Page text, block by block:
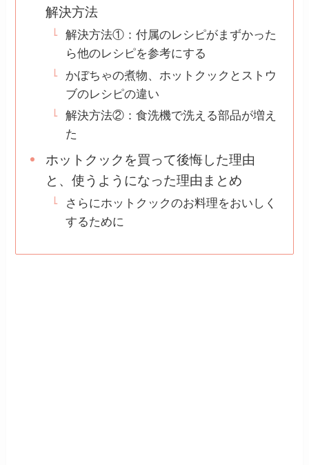
解決方法
解決方法①：付属のレシピがまずかった
ら他のレシピを参考にする
かぼちゃの煮物、ホットクックとストウ
ブのレシピの違い
解決方法②：食洗機で洗える部品が増え
た
ホットクックを買って後悔した理由
と、使うようになった理由まとめ
さらにホットクックのお料理をおいしく
するために